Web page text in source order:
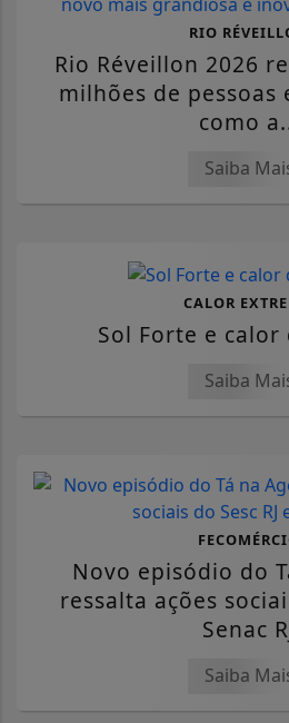
RIO
Rio Réveillon 2026
milhões de pessoas
como
Saiba
CALOR
Sol Forte e calor
Saiba
Novo episódio do
ressalta ações
Senac
Saiba